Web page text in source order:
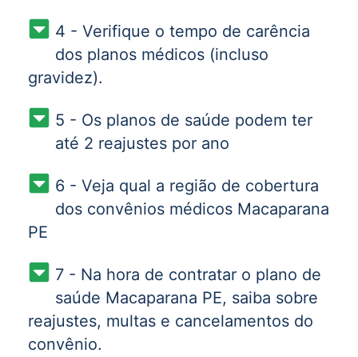
4 - Verifique o tempo de carência
dos planos médicos (incluso
gravidez).
5 - Os planos de saúde podem ter
até 2 reajustes por ano
6 - Veja qual a região de cobertura
dos convênios médicos Macaparana
PE
7 - Na hora de contratar o plano de
saúde Macaparana PE, saiba sobre
reajustes, multas e cancelamentos do
convênio.